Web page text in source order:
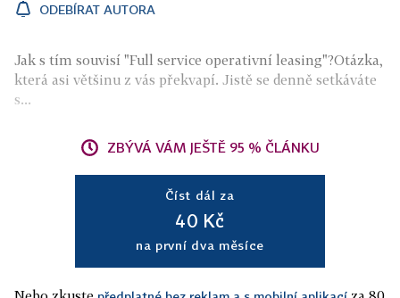
ODEBÍRAT AUTORA
Jak s tím souvisí "Full service operativní leasing"?Otázka,
která asi většinu z vás překvapí. Jistě se denně setkáváte
s...
ZBÝVÁ VÁM JEŠTĚ 95 % ČLÁNKU
Číst dál za
40 Kč
na první dva měsíce